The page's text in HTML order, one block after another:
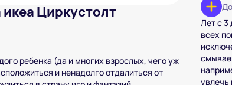
Циркустолт
ребенка (да и многих взрослых, чего уж
и ненадолго отдалиться от
Лет с 3
всех